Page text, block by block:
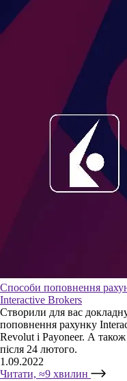
Способи поповнення
Interactive Brokers
Створили для вас
поповнення рахунку
Revolut і Payoneer. А
після 24 лютого.
1.09.2022
Читати, ≈9 хвилин